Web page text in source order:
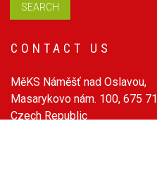
SEARCH
CONTACT US
MěKS Náměšť nad Oslavou,
Masarykovo nám. 100, 675 71
Czech Republic